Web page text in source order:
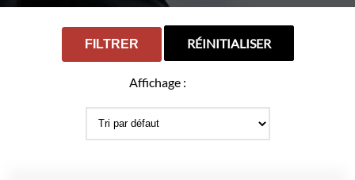
FILTRER RÉINITIALISER
Affichage :